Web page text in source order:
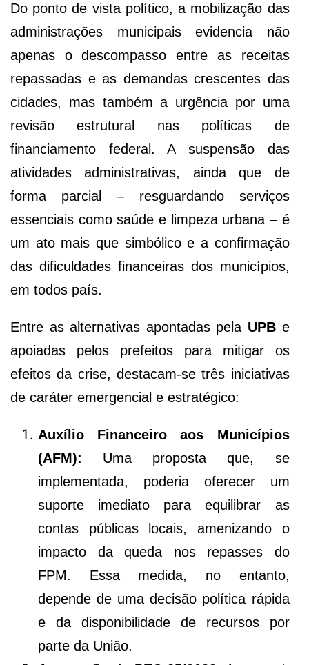
Do ponto de vista político, a mobilização das
administrações municipais evidencia não
apenas o descompasso entre as receitas
repassadas e as demandas crescentes das
cidades, mas também a urgência por uma
revisão estrutural nas políticas de
financiamento federal. A suspensão das
atividades administrativas, ainda que de
forma parcial – resguardando serviços
essenciais como saúde e limpeza urbana – é
um ato mais que simbólico e a confirmação
das dificuldades financeiras dos municípios,
em todos país.
Entre as alternativas apontadas pela UPB e
apoiadas pelos prefeitos para mitigar os
efeitos da crise, destacam-se três iniciativas
de caráter emergencial e estratégico:
Auxílio Financeiro aos Municípios
(AFM): Uma proposta que, se
implementada, poderia oferecer um
suporte imediato para equilibrar as
contas públicas locais, amenizando o
impacto da queda nos repasses do
FPM. Essa medida, no entanto,
depende de uma decisão política rápida
e da disponibilidade de recursos por
parte da União.